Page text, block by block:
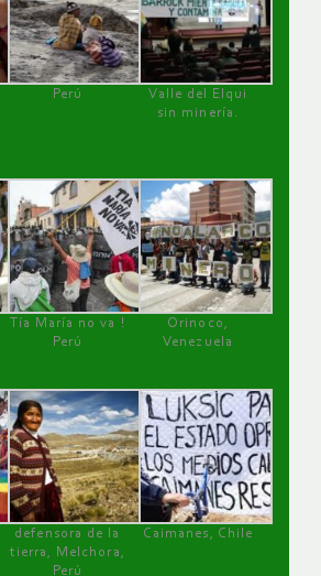
Perú
Valle del Elqui
sin minería.
Tía María no va !
Perú
Orinoco,
Venezuela
defensora de la
tierra, Melchora,
Perú
Caimanes, Chile